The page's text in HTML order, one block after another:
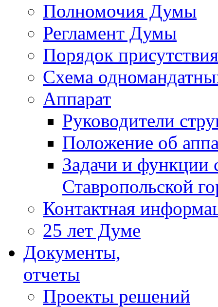
Полномочия Думы
Регламент Думы
Порядок
Схема
Аппарат
Руководители
Положение об
Задачи и функции
Ставропольской
Контактная
25 лет Думе
Документы,
отчеты
Проекты решений